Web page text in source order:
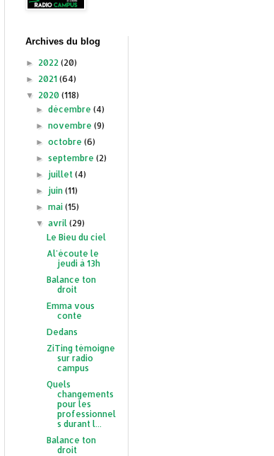
Archives du blog
► 2022 (20)
► 2021 (64)
▼ 2020 (118)
►décembre(4)
►novembre(9)
►octobre(6)
►septembre(2)
► juillet(4)
► juin(11)
►mai(15)
▼avril(29)
Le Bieu du ciel
Al'écoute le
jeudi à 13h
Balance ton
droit
Emma vous
conte
Dedans
ZiTing témoigne
sur radio
campus
Quels
changements
pour les
professionnel
s durant l...
Balance ton
droit